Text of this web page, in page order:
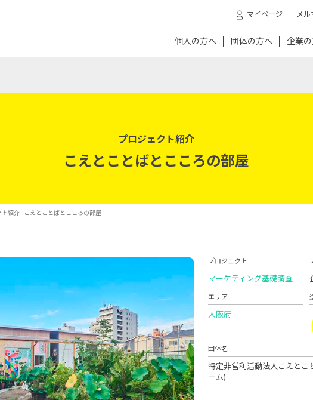
マイページ メ
個人の方へ 団体の方へ 企業
プロジェクト紹介
こえとことばとこころの部屋
ト紹介 - こえとことばとこころの部屋
プロジェクト
マーケティング基礎調査
エリア
大阪府
団体名
特定非営利活動法人こえとこ
ーム)